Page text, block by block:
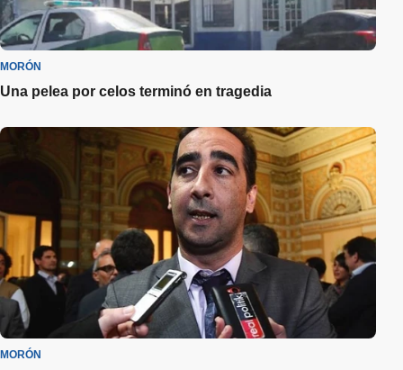
MORÓN
Una pelea por celos terminó en tragedia
MORÓN